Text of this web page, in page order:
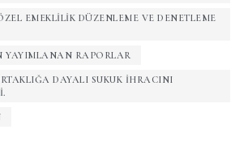
EMEKLILIK DÜZENLEME VE DENETLEME
YAYIMLANAN RAPORLAR
DAYALI SUKUK IHRACINI